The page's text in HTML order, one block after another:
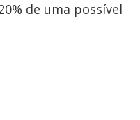
de uma possível